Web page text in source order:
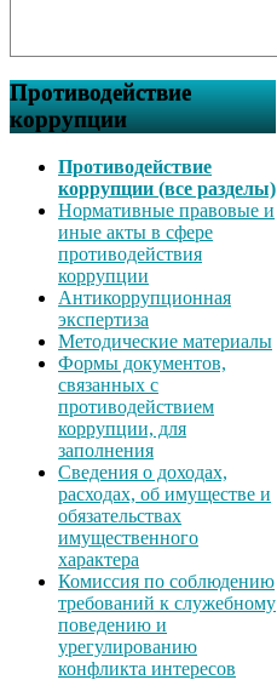
Противодействие
коррупции
Противодействие
коррупции (все разделы)
Нормативные правовые и
иные акты в сфере
противодействия
коррупции
Антикоррупционная
экспертиза
Методические материалы
Формы документов,
связанных с
противодействием
коррупции, для
заполнения
Сведения о доходах,
расходах, об имуществе и
обязательствах
имущественного
характера
Комиссия по соблюдению
требований к служебному
поведению и
урегулированию
конфликта интересов